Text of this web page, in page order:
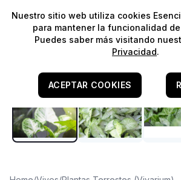
⭐️¡Envíos gratis para pedidos
Nuestro sitio web utiliza cookies
para mantener la funcionalidad
Puedes saber más visitando
Privacidad.
ACEPTAR COOKIES